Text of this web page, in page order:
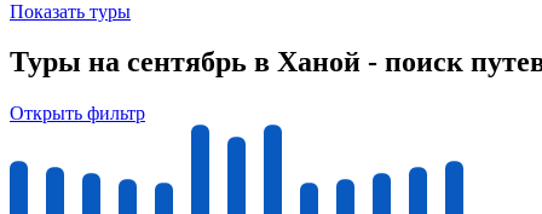
Показать туры
Туры на сентябрь в Ханой - поиск
Открыть фильтр